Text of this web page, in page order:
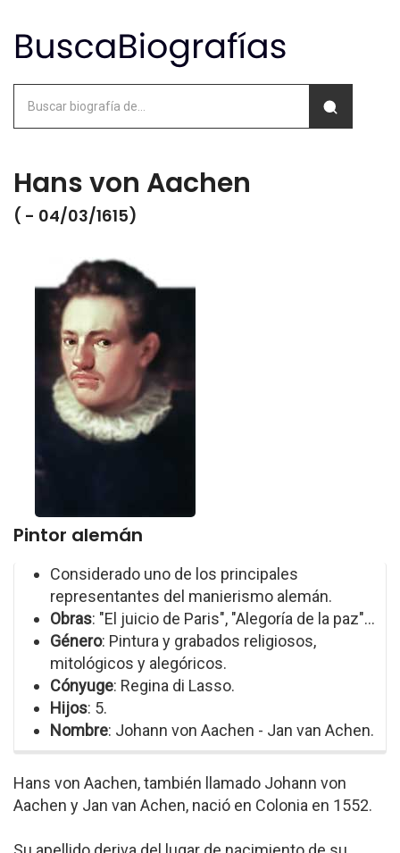
Hans von Aachen
( - 04/03/1615)
Pintor alemán
Considerado uno de los principales
representantes del manierismo alemán.
Obras: "El juicio de Paris", "Alegoría de la paz"...
Género: Pintura y grabados religiosos,
mitológicos y alegóricos.
Cónyuge: Regina di Lasso.
Hijos: 5.
Nombre: Johann von Aachen - Jan van Achen.
Hans von Aachen, también llamado Johann von
Aachen y Jan van Achen, nació en Colonia en 1552.